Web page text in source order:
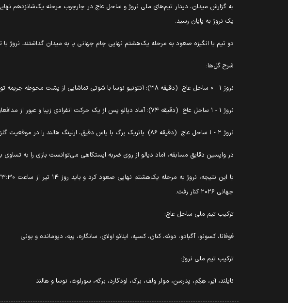
یک نروژ به پایان رسید.
دو تیم با انگیزه صعود به مرحله یک‌هشتم نهایی جام جهانی پا به میدان گذاشتند. نروژ
شرح گل‌ها:
نروژ ۱ - ۰ ساحل عاج (دقیقه ۳۸): آنتونیو نوسا با شوتی تماشایی از پشت محوطه جریمه توپ را به گوشه دروازه ساحل عاج فرستاد.
نروژ ۱ - ۱ ساحل عاج (دقیقه ۷۴): آماد دیالو پس از یک حرکت انفرادی زیبا و عبور از مدافعان، گل تساوی را برای فیل‌ها به ثمر رساند.
نروژ ۲ - ۱ ساحل عاج (دقیقه ۸۶): پاتریک برگ با پاس دقیق، ارلینگ هالند را در موقعیت گلزنی قرار داد و مهاجم نروژ با ضربه‌ای مطمئن گل پیروزی‌بخش تیم خود را به ثمر رساند.
در واپسین دقایق مسابقه، آماد دیالو از روی ضربه ایستگاهی می‌توانست بازی را به تساوی
جهانی ۲۰۲۶ کنار رفت.
ترکیب تیم ملی ساحل عاج:
فوفانا، کسونو، آگبادو، دوئه، کنان، کسیه، اینائو اولای، سانگاره، پپه، دیومانده و بونی
ترکیب تیم ملی نروژ:
نایلند، آیر، هِگِم، پدرسن، مولر ولف، برگ، اودگارد، برگه، سورلوث، نوسا و هالند